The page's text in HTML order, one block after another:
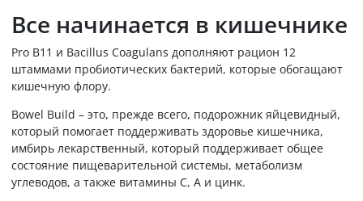
Все начинается в кишечнике
Pro B11 и Bacillus Coagulans дополняют рацион 12
штаммами пробиотических бактерий, которые обогащают
кишечную флору.
Bowel Build – это, прежде всего, подорожник яйцевидный,
который помогает поддерживать здоровье кишечника,
имбирь лекарственный, который поддерживает общее
состояние пищеварительной системы, метаболизм
углеводов, а также витамины С, А и цинк.